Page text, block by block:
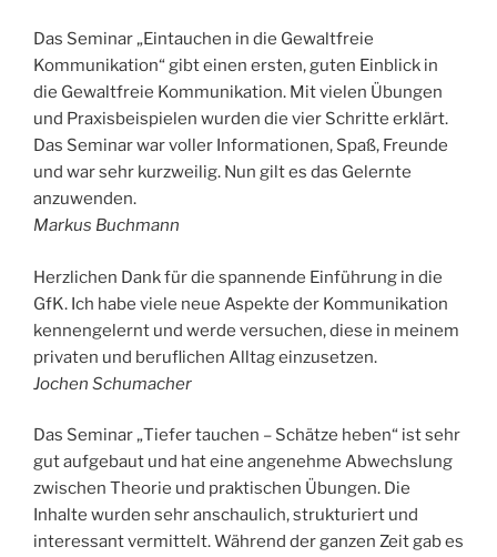
Das Seminar „Eintauchen in die Gewaltfreie
Kommunikation“ gibt einen ersten, guten Einblick in
die Gewaltfreie Kommunikation. Mit vielen Übungen
und Praxisbeispielen wurden die vier Schritte erklärt.
Das Seminar war voller Informationen, Spaß, Freunde
und war sehr kurzweilig. Nun gilt es das Gelernte
anzuwenden.
Markus Buchmann
Herzlichen Dank für die spannende Einführung in die
GfK. Ich habe viele neue Aspekte der Kommunikation
kennengelernt und werde versuchen, diese in meinem
privaten und beruflichen Alltag einzusetzen.
Jochen Schumacher
Das Seminar „Tiefer tauchen – Schätze heben“ ist sehr
gut aufgebaut und hat eine angenehme Abwechslung
zwischen Theorie und praktischen Übungen. Die
Inhalte wurden sehr anschaulich, strukturiert und
interessant vermittelt. Während der ganzen Zeit gab es